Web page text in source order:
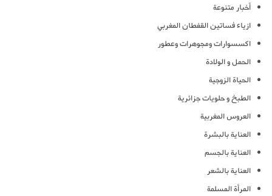
أخبار متنوعة
ازياء فساتين القفطان المغربي
اكسسوارات ومجوهرات وعطور
الحمل و الولادة
الحياة الزوجية
الطبخ و حلويات جزائرية
العروس المغربية
العناية بالبشرة
العناية بالجسم
العناية بالشعر
المرأة المسلمة